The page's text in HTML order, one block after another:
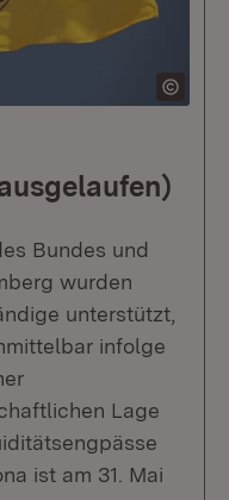
Bundes und
wurden
unterstützt,
infolge
Lage
ist am 31. Mai